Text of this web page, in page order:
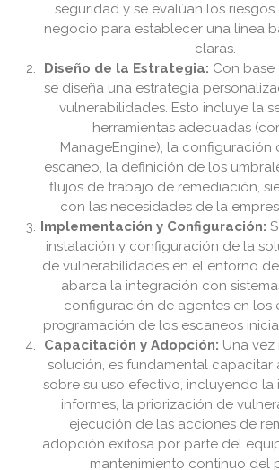
seguridad y se evalúan los
negocio para establecer una línea
claras.
Diseño de la Estrategia: Con base
se diseña una estrategia
vulnerabilidades. Esto incluye la
herramientas adecuadas
ManageEngine), la configuración
escaneo, la definición de los
flujos de trabajo de remediación,
con las necesidades de la
Implementación y Configuración:
instalación y configuración de la
de vulnerabilidades en el entorno
abarca la integración con
configuración de agentes en los
programación de los escaneos
Capacitación y Adopción: Una
solución, es fundamental capacitar
sobre su uso efectivo, incluyendo
informes, la priorización de
ejecución de las acciones de
adopción exitosa por parte del
mantenimiento continuo del